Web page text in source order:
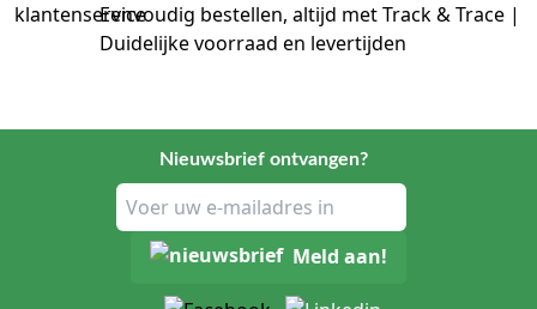
Eenvoudig bestellen, altijd met Track & Trace |
Duidelijke voorraad en levertijden
Nieuwsbrief ontvangen?
Meld aan!